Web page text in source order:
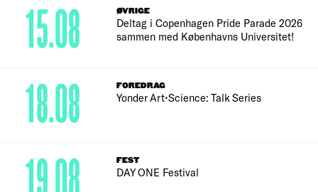
ØVRIGE
Deltag i Copenhagen Pride Parade 2026
sammen med Københavns Universitet!
15.08
FOREDRAG
Yonder Art•Science: Talk Series
18.08
FEST
DAY ONE Festival